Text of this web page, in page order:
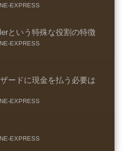
EXPRESS
という特殊な役割の特徴
EXPRESS
ードに現金を払う必要は
EXPRESS
EXPRESS